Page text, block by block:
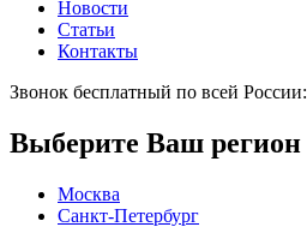
Новости
Статьи
Контакты
Звонок бесплатный по всей России:
Выберите Ваш регион
Москва
Санкт-Петербург